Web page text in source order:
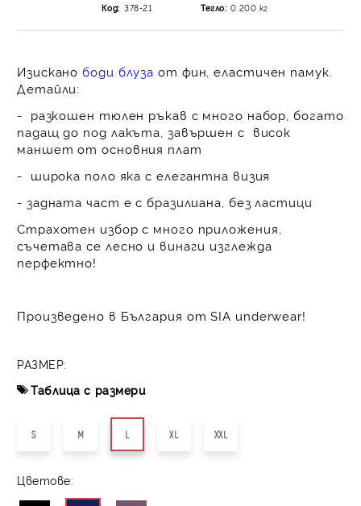
Код: 378-21 Тегло: 0.200 кг
Изискано боди блуза от фин, еластичен памук.
Детайли:
- разкошен тюлен ръкав с много набор, богато
падащ до под лакъта, завършен с висок
маншет от основния плат
- широка поло яка с елегантна визия
- задната част е с бразилиана, без ластици
Страхотен избор с много приложения,
съчетава се лесно и винаги изглежда
перфектно!
Произведено в България от SIA underwear!
РАЗМЕР:
Таблица с размери
S M L XL XXL
Цветове: